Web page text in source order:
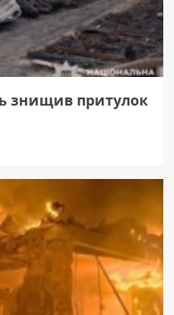
знищив притулок